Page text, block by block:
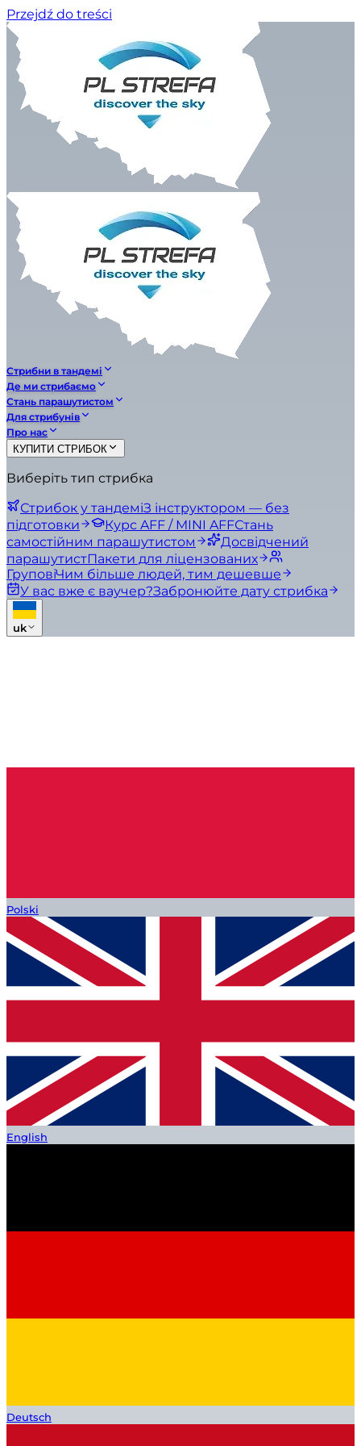
Przejdź do treści
Стрибни в тандемі
Де ми стрибаємо
Стань парашутистом
Для стрибунів
Про нас
КУПИТИ СТРИБОК
Виберіть тип стрибка
Стрибок у тандеміЗ інструктором — без
підготовки
Курс AFF / MINI AFFСтань
самостійним парашутистом
Досвідчений
парашутистПакети для ліцензованих
ГруповіЧим більше людей, тим дешевше
У вас вже є ваучер?Забронюйте дату стрибка
uk
Polski
English
Deutsch